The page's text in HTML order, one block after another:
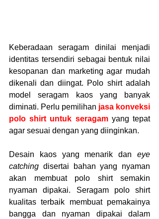
Keberadaan seragam dinilai menjadi
identitas tersendiri sebagai bentuk nilai
kesopanan dan marketing agar mudah
dikenali dan diingat. Polo shirt adalah
model seragam kaos yang banyak
diminati. Perlu pemilihan jasa konveksi
polo shirt untuk seragam yang tepat
agar sesuai dengan yang diinginkan.
Desain kaos yang menarik dan eye
catching disertai bahan yang nyaman
akan membuat polo shirt semakin
nyaman dipakai. Seragam polo shirt
kualitas terbaik membuat pemakainya
bangga dan nyaman dipakai dalam